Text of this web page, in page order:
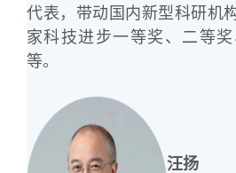
代表，带动国内新型科研机
家科技进步一等奖、二等
等。
汪扬